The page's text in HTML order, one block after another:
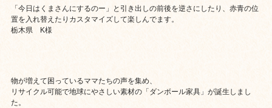
「今日はくまさんにするのー」と引き出しの前後を逆さにしたり、赤青の位
置を入れ替えたりカスタマイズして楽しんでます。
栃木県 K様
物が増えて困っているママたちの声を集め、
リサイクル可能で地球にやさしい素材の「ダンボール家具」が誕生しまし
た。